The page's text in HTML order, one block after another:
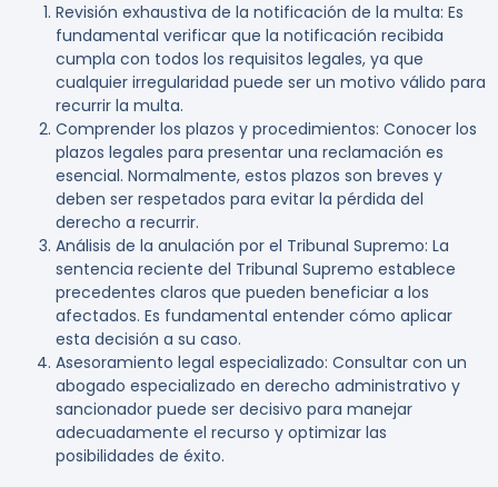
Revisión exhaustiva de la notificación de la multa: Es
fundamental verificar que la notificación recibida
cumpla con todos los requisitos legales, ya que
cualquier irregularidad puede ser un motivo válido para
recurrir la multa.
Comprender los plazos y procedimientos: Conocer los
plazos legales para presentar una reclamación es
esencial. Normalmente, estos plazos son breves y
deben ser respetados para evitar la pérdida del
derecho a recurrir.
Análisis de la anulación por el Tribunal Supremo: La
sentencia reciente del Tribunal Supremo establece
precedentes claros que pueden beneficiar a los
afectados. Es fundamental entender cómo aplicar
esta decisión a su caso.
Asesoramiento legal especializado: Consultar con un
abogado especializado en derecho administrativo y
sancionador puede ser decisivo para manejar
adecuadamente el recurso y optimizar las
posibilidades de éxito.